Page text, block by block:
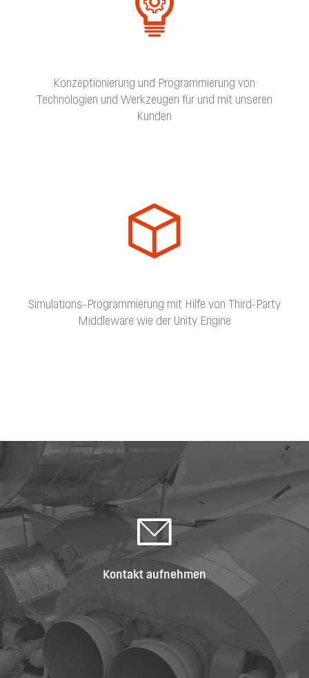
Konzeptionierung und Programmierung von
Technologien und Werkzeugen für und mit unseren
Kunden
Simulations-Programmierung mit Hilfe von Third-Party
Middleware wie der Unity Engine
Kontakt aufnehmen